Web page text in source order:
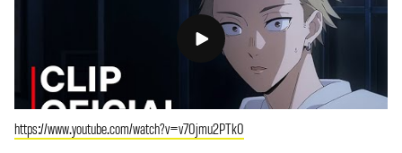
https://www.youtube.com/watch?v=v70jmu2PTk0